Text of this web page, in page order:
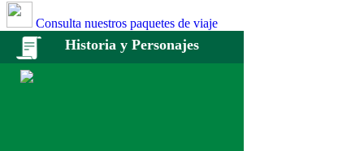
Consulta nuestros paquetes de viaje
Historia y Personajes